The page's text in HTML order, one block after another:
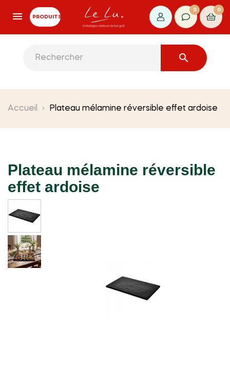
PRODUITS
0 0

Accueil Plateau mélamine réversible effet ardoise
Plateau mélamine réversible
effet ardoise